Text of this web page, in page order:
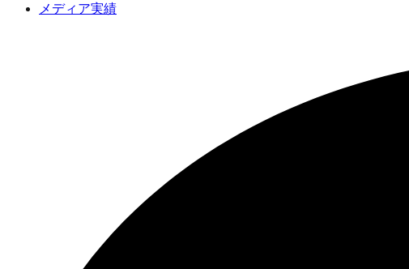
メディア実績